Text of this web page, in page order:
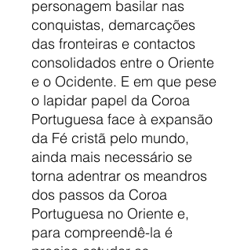
personagem basilar nas
conquistas, demarcações
das fronteiras e contactos
consolidados entre o Oriente
e o Ocidente. E em que pese
o lapidar papel da Coroa
Portuguesa face à expansão
da Fé cristã pelo mundo,
ainda mais necessário se
torna adentrar os meandros
dos passos da Coroa
Portuguesa no Oriente e,
para compreendê-la é